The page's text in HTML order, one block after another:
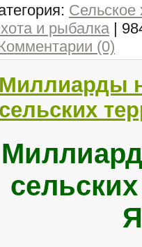
Сельское
и рыбалка |
(0)
Миллиарды
сельских